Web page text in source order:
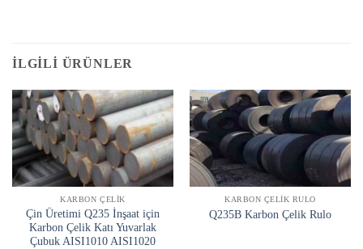
İLGILI ÜRÜNLER
KARBON ÇELIK
Çin Üretimi Q235 İnşaat için
Karbon Çelik Katı Yuvarlak
Çubuk AISI1010 AISI1020
KARBON ÇELIK RULO
Q235B Karbon Çelik Rulo